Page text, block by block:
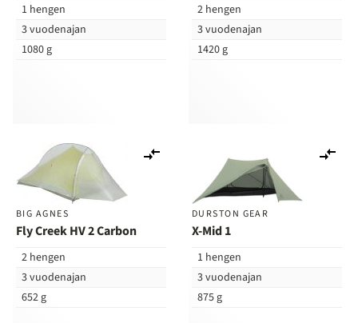
1 hengen
3 vuodenajan
1080 g
2 hengen
3 vuodenajan
1420 g
BIG AGNES
Fly Creek HV 2 Carbon
2 hengen
3 vuodenajan
652 g
DURSTON GEAR
X-Mid 1
1 hengen
3 vuodenajan
875 g